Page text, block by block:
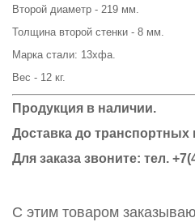
Второй диаметр - 219 мм.
Толщина второй стенки - 8 мм.
Марка стали: 13хфа.
Вес - 12 кг.
Продукция в наличии.
Доставка до транспортных
Для заказа звоните: тел.
С этим товаром